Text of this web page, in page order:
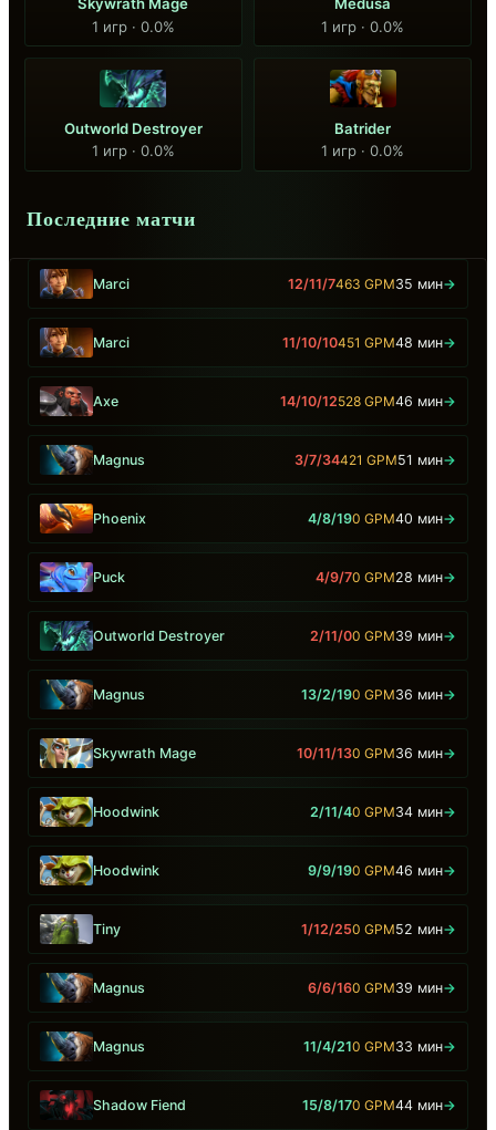
1 игр · 0.0%
1 игр · 0.0%
Outworld Destroyer
1 игр · 0.0%
Batrider
1 игр · 0.0%
Последние матчи
Marci 12/11/7463 GPM35 мин→
Marci 11/10/10451 GPM48 мин→
Axe 14/10/12528 GPM46 мин→
Magnus 3/7/34421 GPM51 мин→
Phoenix 4/8/190 GPM40 мин→
Puck 4/9/70 GPM28 мин→
Outworld Destroyer 2/11/00 GPM39 мин→
Magnus 13/2/190 GPM36 мин→
Skywrath Mage 10/11/130 GPM36 мин→
Hoodwink 2/11/40 GPM34 мин→
Hoodwink 9/9/190 GPM46 мин→
Tiny 1/12/250 GPM52 мин→
Magnus 6/6/160 GPM39 мин→
Magnus 11/4/210 GPM33 мин→
Shadow Fiend 15/8/170 GPM44 мин→